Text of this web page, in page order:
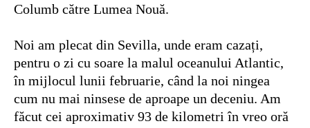
Columb către Lumea Nouă.
Noi am plecat din Sevilla, unde eram cazați,
pentru o zi cu soare la malul oceanului Atlantic,
în mijlocul lunii februarie, când la noi ningea
cum nu mai ninsese de aproape un deceniu. Am
făcut cei aproximativ 93 de kilometri în vreo oră